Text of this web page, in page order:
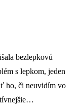
bezlepkovú
s lepkom, jeden
ho, či neuvidím vo